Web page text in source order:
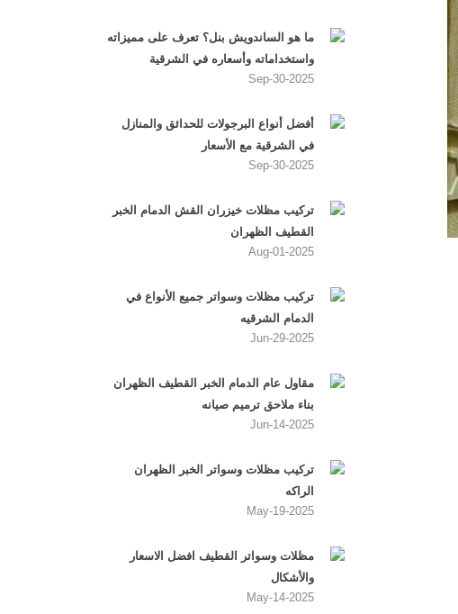
ما هو الساندويش بنل؟ تعرف على مميزاته
واستخداماته وأسعاره في الشرقية
2025-Sep-30
أفضل أنواع البرجولات للحدائق والمنازل
في الشرقية مع الأسعار
2025-Sep-30
تركيب مظلات خيزران القش الدمام الخبر
القطيف الظهران
2025-Aug-01
تركيب مظلات وسواتر جميع الأنواع في
الدمام الشرقيه
2025-Jun-29
مقاول عام الدمام الخبر القطيف الظهران
بناء ملاحق ترميم صيانه
2025-Jun-14
تركيب مظلات وسواتر الخبر الظهران
الراكه
2025-May-19
مظلات وسواتر القطيف افضل الاسعار
والأشكال
2025-May-14